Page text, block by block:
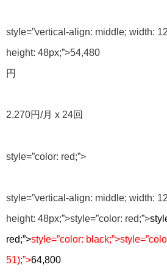
style=”vertical-align: middle; width:
height: 48px;”>54,480
円
2,270円/月 x 24回
style=”color: red;”>
style=”vertical-align: middle; width:
height: 48px;”>style=”color: red;”>
red;”>style=”color: black;”>
51);”>64,800